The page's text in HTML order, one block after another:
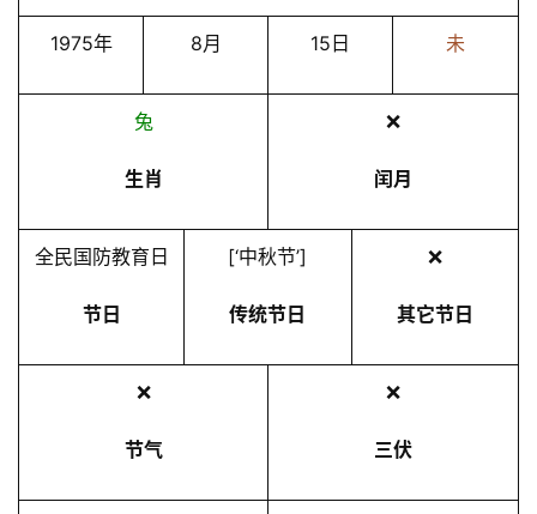
1975年 8月 15日 未
兔
生肖
❌
闰月
全民国防教育日
节日
[‘中秋节’]
传统节日
❌
其它节日
❌
节气
❌
三伏